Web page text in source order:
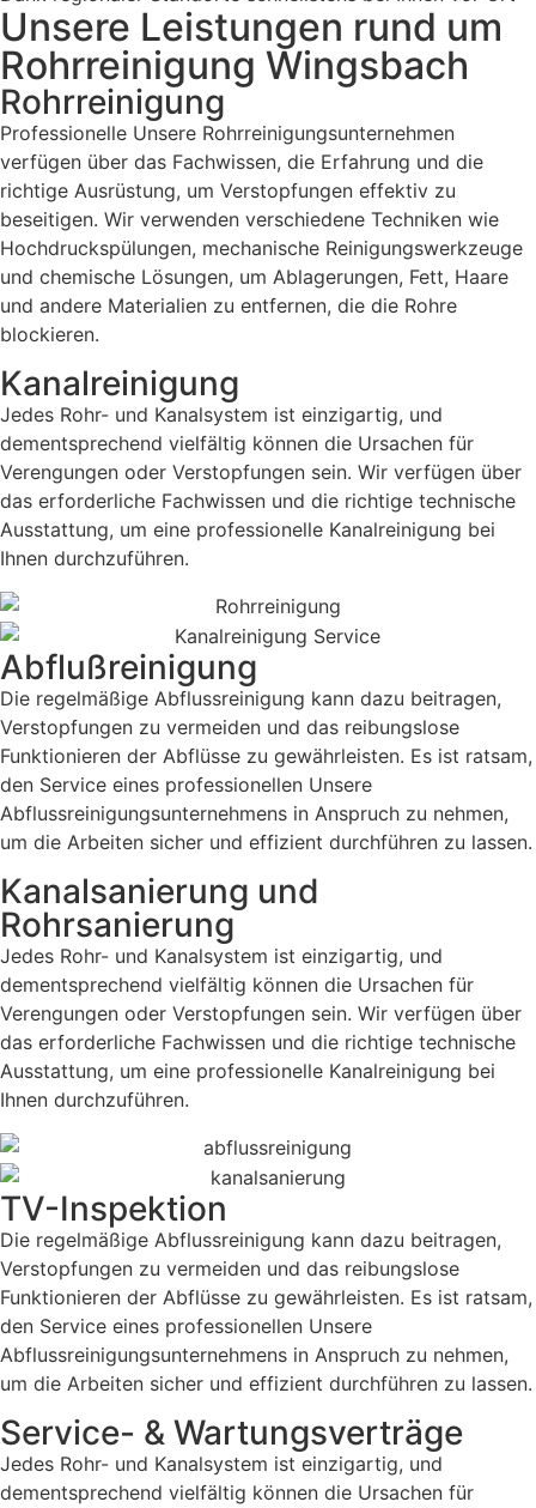
Unsere Leistungen rund um
Rohrreinigung Wingsbach
Rohrreinigung
Professionelle Unsere Rohrreinigungsunternehmen
verfügen über das Fachwissen, die Erfahrung und die
richtige Ausrüstung, um Verstopfungen effektiv zu
beseitigen. Wir verwenden verschiedene Techniken wie
Hochdruckspülungen, mechanische Reinigungswerkzeuge
und chemische Lösungen, um Ablagerungen, Fett, Haare
und andere Materialien zu entfernen, die die Rohre
blockieren.
Kanalreinigung
Jedes Rohr- und Kanalsystem ist einzigartig, und
dementsprechend vielfältig können die Ursachen für
Verengungen oder Verstopfungen sein. Wir verfügen über
das erforderliche Fachwissen und die richtige technische
Ausstattung, um eine professionelle Kanalreinigung bei
Ihnen durchzuführen.
Abflußreinigung
Die regelmäßige Abflussreinigung kann dazu beitragen,
Verstopfungen zu vermeiden und das reibungslose
Funktionieren der Abflüsse zu gewährleisten. Es ist ratsam,
den Service eines professionellen Unsere
Abflussreinigungsunternehmens in Anspruch zu nehmen,
um die Arbeiten sicher und effizient durchführen zu lassen.
Kanalsanierung und
Rohrsanierung
Jedes Rohr- und Kanalsystem ist einzigartig, und
dementsprechend vielfältig können die Ursachen für
Verengungen oder Verstopfungen sein. Wir verfügen über
das erforderliche Fachwissen und die richtige technische
Ausstattung, um eine professionelle Kanalreinigung bei
Ihnen durchzuführen.
TV-Inspektion
Die regelmäßige Abflussreinigung kann dazu beitragen,
Verstopfungen zu vermeiden und das reibungslose
Funktionieren der Abflüsse zu gewährleisten. Es ist ratsam,
den Service eines professionellen Unsere
Abflussreinigungsunternehmens in Anspruch zu nehmen,
um die Arbeiten sicher und effizient durchführen zu lassen.
Service- & Wartungsverträge
Jedes Rohr- und Kanalsystem ist einzigartig, und
dementsprechend vielfältig können die Ursachen für